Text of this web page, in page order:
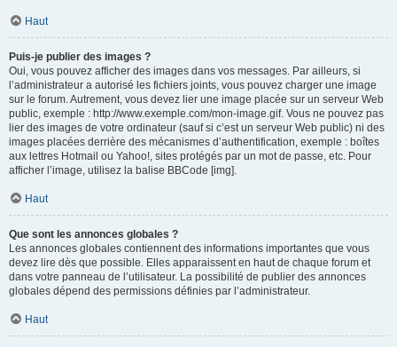
Haut
Puis-je publier des images ?
Oui, vous pouvez afficher des images dans vos messages. Par ailleurs, si
l’administrateur a autorisé les fichiers joints, vous pouvez charger une image
sur le forum. Autrement, vous devez lier une image placée sur un serveur Web
public, exemple : http://www.exemple.com/mon-image.gif. Vous ne pouvez pas
lier des images de votre ordinateur (sauf si c’est un serveur Web public) ni des
images placées derrière des mécanismes d’authentification, exemple : boîtes
aux lettres Hotmail ou Yahoo!, sites protégés par un mot de passe, etc. Pour
afficher l’image, utilisez la balise BBCode [img].
Haut
Que sont les annonces globales ?
Les annonces globales contiennent des informations importantes que vous
devez lire dès que possible. Elles apparaissent en haut de chaque forum et
dans votre panneau de l’utilisateur. La possibilité de publier des annonces
globales dépend des permissions définies par l’administrateur.
Haut